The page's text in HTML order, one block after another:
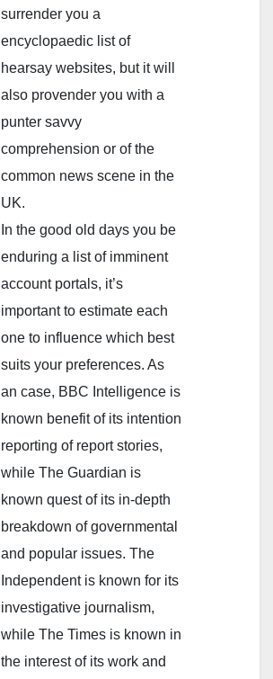
surrender you a
encyclopaedic list of
hearsay websites, but it will
also provender you with a
punter savvy
comprehension or of the
common news scene in the
UK.
In the good old days you be
enduring a list of imminent
account portals, it’s
important to estimate each
one to influence which best
suits your preferences. As
an case, BBC Intelligence is
known benefit of its intention
reporting of report stories,
while The Guardian is
known quest of its in-depth
breakdown of governmental
and popular issues. The
Independent is known for its
investigative journalism,
while The Times is known in
the interest of its work and